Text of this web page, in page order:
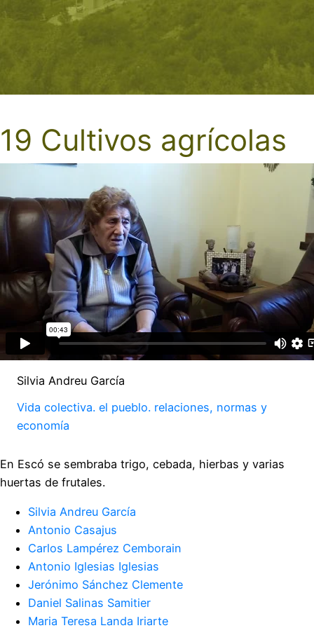
19 Cultivos agrícolas
Silvia Andreu García
Vida colectiva. el pueblo. relaciones, normas y
economía
En Escó se sembraba trigo, cebada, hierbas y varias
huertas de frutales.
Silvia Andreu García
Antonio Casajus
Carlos Lampérez Cemborain
Antonio Iglesias Iglesias
Jerónimo Sánchez Clemente
Daniel Salinas Samitier
Maria Teresa Landa Iriarte